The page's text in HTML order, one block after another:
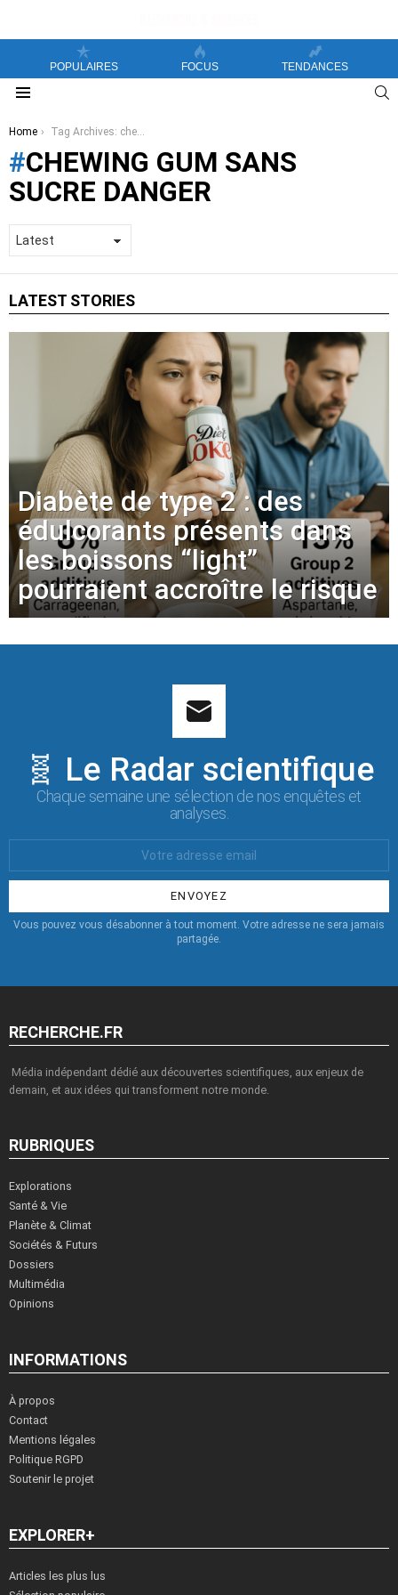
POPULAIRES FOCUS TENDANCES
You are here:
Home Tag Archives: chewing gum sans sucre danger
CHEWING GUM SANS
SUCRE DANGER
LATEST STORIES
Diabète de type 2 : des
édulcorants présents dans
les boissons “light”
pourraient accroître le risque
🧬 Le Radar scientifique
Chaque semaine une sélection de nos enquêtes et
analyses.
:
Vous pouvez vous désabonner à tout moment. Votre adresse ne sera jamais
partagée.
RECHERCHE.FR
Média indépendant dédié aux découvertes scientifiques, aux enjeux de
demain, et aux idées qui transforment notre monde.
RUBRIQUES
Explorations
Santé & Vie
Planète & Climat
Sociétés & Futurs
Dossiers
Multimédia
Opinions
INFORMATIONS
À propos
Contact
Mentions légales
Politique RGPD
Soutenir le projet
EXPLORER+
Articles les plus lus